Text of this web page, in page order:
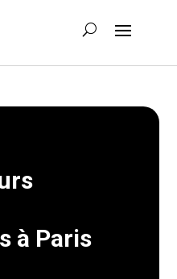
à Paris